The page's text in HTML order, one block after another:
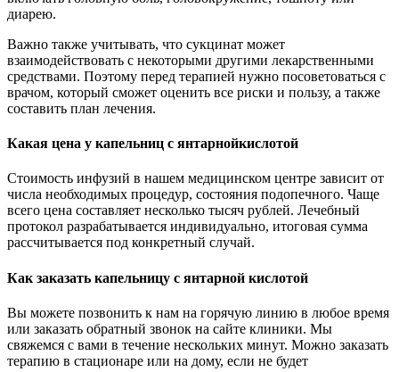
диарею.
Важно также учитывать, что сукцинат может
взаимодействовать с некоторыми другими лекарственными
средствами. Поэтому перед терапией нужно посоветоваться с
врачом, который сможет оценить все риски и пользу, а также
составить план лечения.
Какая цена у капельниц с янтарнойкислотой
Стоимость инфузий в нашем медицинском центре зависит от
числа необходимых процедур, состояния подопечного. Чаще
всего цена составляет несколько тысяч рублей. Лечебный
протокол разрабатывается индивидуально, итоговая сумма
рассчитывается под конкретный случай.
Как заказать капельницу с янтарной кислотой
Вы можете позвонить к нам на горячую линию в любое время
или заказать обратный звонок на сайте клиники. Мы
свяжемся с вами в течение нескольких минут. Можно заказать
терапию в стационаре или на дому, если не будет